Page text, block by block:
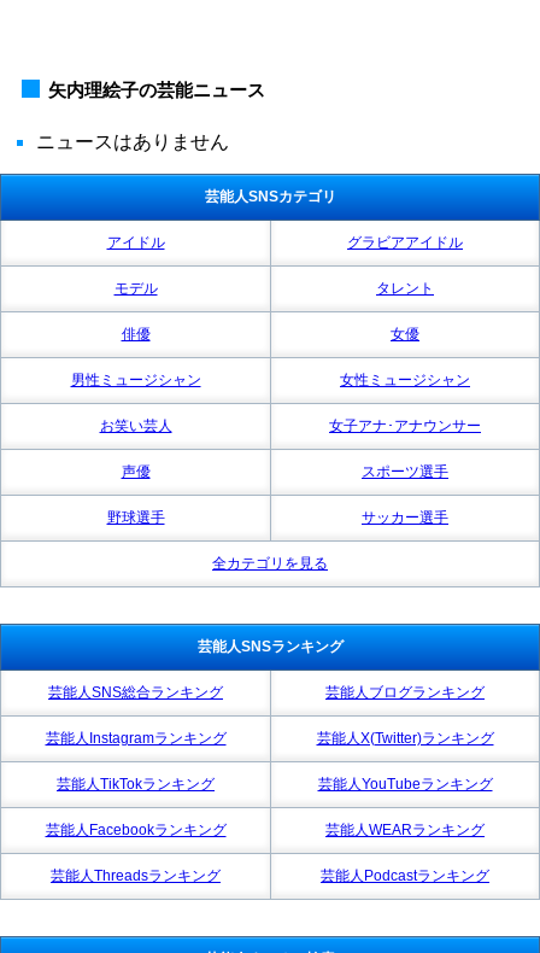
矢内理絵子の芸能ニュース
ニュースはありません
芸能人SNSカテゴリ
アイドル グラビアアイドル
モデル タレント
俳優 女優
男性ミュージシャン 女性ミュージシャン
お笑い芸人 女子アナ･アナウンサー
声優 スポーツ選手
野球選手 サッカー選手
全カテゴリを見る
芸能人SNSランキング
芸能人SNS総合ランキング 芸能人ブログランキング
芸能人Instagramランキング 芸能人X(Twitter)ランキング
芸能人TikTokランキング 芸能人YouTubeランキング
芸能人Facebookランキング 芸能人WEARランキング
芸能人Threadsランキング 芸能人Podcastランキング